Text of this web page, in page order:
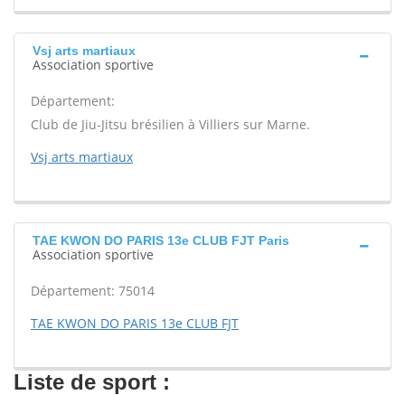
Vsj arts martiaux
Association sportive
Département:
Club de Jiu-Jitsu brésilien à Villiers sur Marne.
Vsj arts martiaux
TAE KWON DO PARIS 13e CLUB FJT Paris
Association sportive
Département: 75014
TAE KWON DO PARIS 13e CLUB FJT
Liste de sport :